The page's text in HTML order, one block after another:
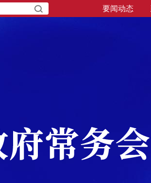
要闻动态